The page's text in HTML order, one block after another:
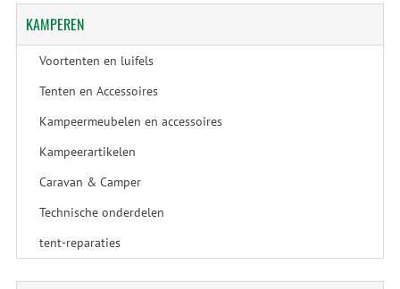
KAMPEREN
Voortenten en luifels
Tenten en Accessoires
Kampeermeubelen en accessoires
Kampeerartikelen
Caravan & Camper
Technische onderdelen
tent-reparaties